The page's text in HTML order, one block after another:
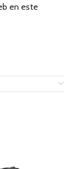
en este